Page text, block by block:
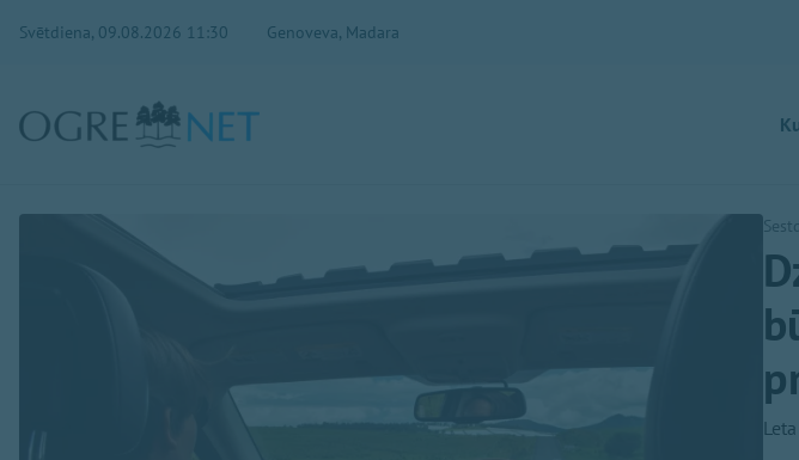
Svētdiena, 09.08.2026 11:30 Genoveva, Madara
Leta